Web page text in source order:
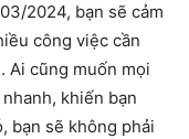
2024, bạn sẽ cảm
công việc cần
Ai cũng muốn mọi
khiến bạn
bạn sẽ không phải